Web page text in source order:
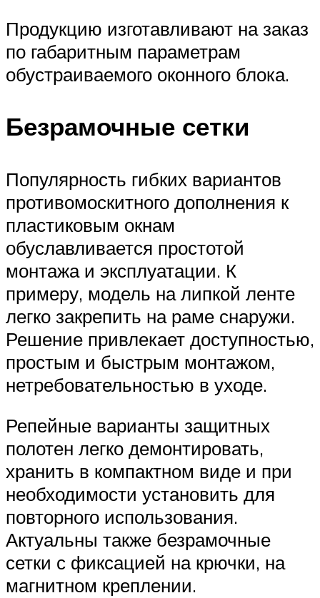
Продукцию изготавливают на заказ
по габаритным параметрам
обустраиваемого оконного блока.
Безрамочные сетки
Популярность гибких вариантов
противомоскитного дополнения к
пластиковым окнам
обуславливается простотой
монтажа и эксплуатации. К
примеру, модель на липкой ленте
легко закрепить на раме снаружи.
Решение привлекает доступностью,
простым и быстрым монтажом,
нетребовательностью в уходе.
Репейные варианты защитных
полотен легко демонтировать,
хранить в компактном виде и при
необходимости установить для
повторного использования.
Актуальны также безрамочные
сетки с фиксацией на крючки, на
магнитном креплении.